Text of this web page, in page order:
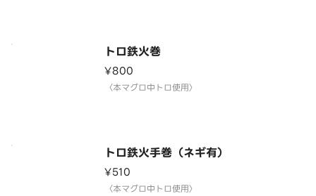
トロ鉄火巻
¥800
〈本マグロ中トロ使用〉
トロ鉄火手巻（ネギ有）
¥510
〈本マグロ中トロ使用〉